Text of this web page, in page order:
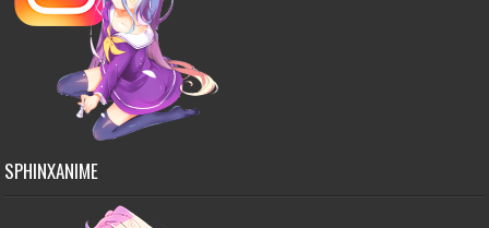
SPHINXANIME